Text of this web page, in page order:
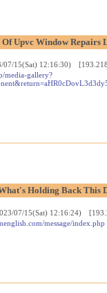
Of Upvc Window Repairs
07/15(Sat) 12:16:30)
media-gallery?
Holding Back This
07/15(Sat) 12:16:24)
message/index.php